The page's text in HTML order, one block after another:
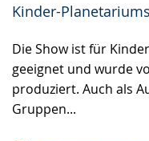
Kinder-
Die Show ist für
geeignet und wurde
produziert. Auch als
Gruppen...